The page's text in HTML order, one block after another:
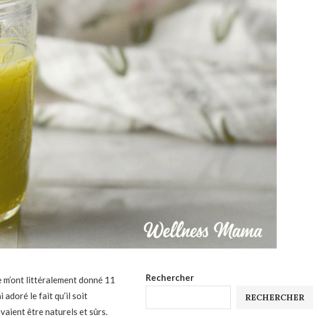
m’ont littéralement donné 11
adoré le fait qu’il soit
être naturels et sûrs.
Rechercher
RECHERCHER